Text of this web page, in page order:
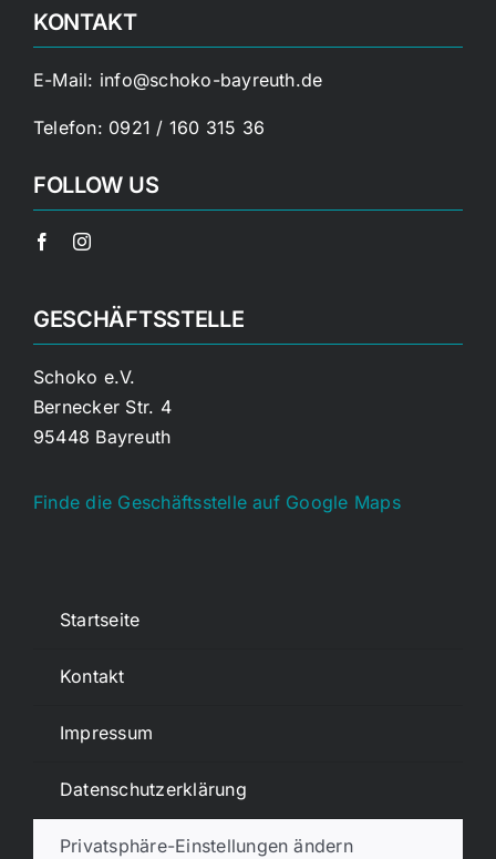
KONTAKT
E-Mail: info@schoko-bayreuth.de
Telefon: 0921 / 160 315 36
FOLLOW US
GESCHÄFTSSTELLE
Schoko e.V.
Bernecker Str. 4
95448 Bayreuth
Finde die Geschäftsstelle auf Google Maps
Startseite
Kontakt
Impressum
Datenschutzerklärung
Privatsphäre-Einstellungen ändern